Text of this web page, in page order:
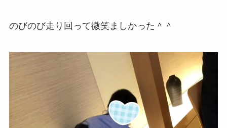
のびのび走り回って微笑ましかった＾＾